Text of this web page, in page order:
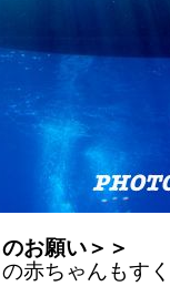
お願い＞＞
赤ちゃんもす